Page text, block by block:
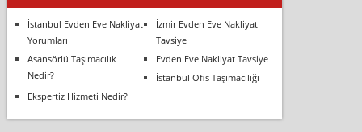
İstanbul Evden Eve Nakliyat
Yorumları
İzmir Evden Eve Nakliyat
Tavsiye
Asansörlü Taşımacılık
Nedir?
Evden Eve Nakliyat Tavsiye
İstanbul Ofis Taşımacılığı
Ekspertiz Hizmeti Nedir?